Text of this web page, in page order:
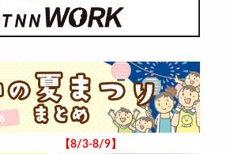
【8/3-8/9】